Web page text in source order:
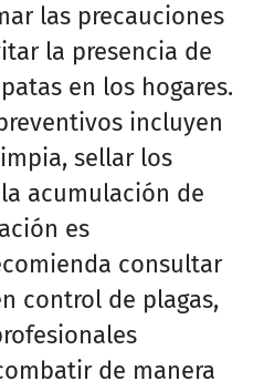
las precauciones
la presencia de
en los hogares.
incluyen
sellar los
acumulación de
es
consultar
control de plagas,
de manera